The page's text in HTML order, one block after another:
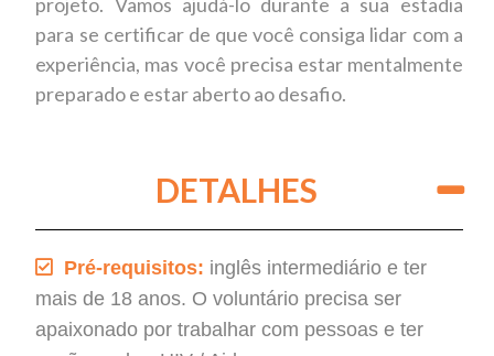
para se certificar de que você consiga lidar com a
experiência, mas você precisa estar mentalmente
preparadoe estar aberto ao desafio.
DETALHES
Pré-requisitos: inglês intermediário e ter
mais de 18 anos. O voluntário precisa ser
apaixonado por trabalhar com pessoas e ter